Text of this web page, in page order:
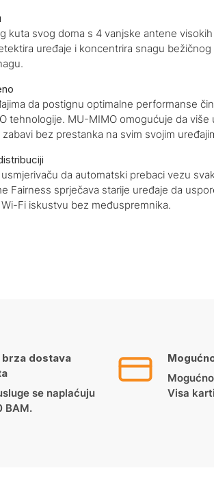
kuta svog doma s 4 vanjske antene
uređaje i koncentrira snagu
da postignu optimalne performanse
tehnologije. MU-MIMO omogućuje da više
bez prestanka na svim svojim
da automatski prebaci vezu
Fairness sprječava starije uređaje da
Fi iskustvu bez međuspremnika.
brza dostava
se naplaćuju
BAM.
Visa